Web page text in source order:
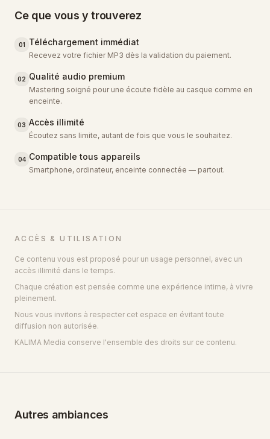
Ce que vous y trouverez
01 Téléchargement immédiat
Recevez votre fichier MP3 dès la validation du paiement.
02 Qualité audio premium
Mastering soigné pour une écoute fidèle au casque comme en
enceinte.
03 Accès illimité
Écoutez sans limite, autant de fois que vous le souhaitez.
04 Compatible tous appareils
Smartphone, ordinateur, enceinte connectée — partout.
ACCÈS & UTILISATION
Ce contenu vous est proposé pour un usage personnel, avec un
accès illimité dans le temps.
Chaque création est pensée comme une expérience intime, à vivre
pleinement.
Nous vous invitons à respecter cet espace en évitant toute
diffusion non autorisée.
KALIMA Media conserve l'ensemble des droits sur ce contenu.
Autres ambiances
22 min 27 s · 5 titres
Sous Ses Ailes